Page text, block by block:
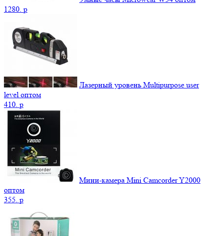
1280. p
Лазерный уровень Multipurpose user
level оптом
410. p
Мини-камера Mini Camcorder Y2000
оптом
355. p